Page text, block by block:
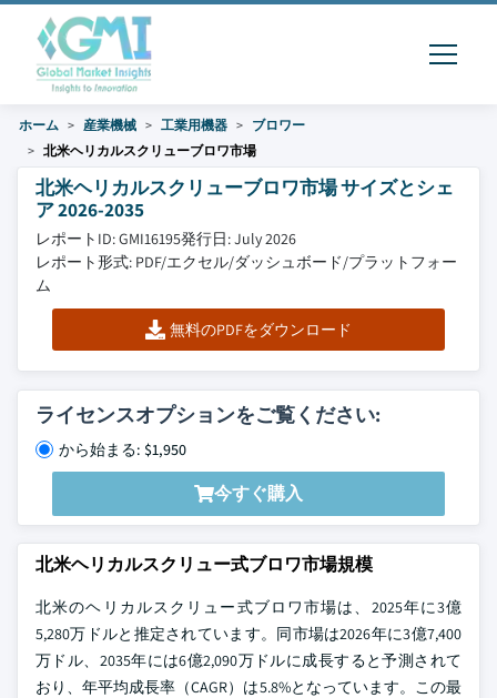
ホーム 産業機械 工業用機器
ブロワー
北米ヘリカルスクリューブロワ市場
北米ヘリカルスクリューブロワ市場 サイズとシェ
ア 2026-2035
レポートID: GMI16195発行日: July 2026
レポート形式: PDF/エクセル/ダッシュボード/プラットフォー
ム
無料のPDFをダウンロード
ライセンスオプションをご覧ください:
から始まる: $1,950
今すぐ購入
北米ヘリカルスクリュー式ブロワ市場規模
北米のヘリカルスクリュー式ブロワ市場は、2025年に3億
5,280万ドルと推定されています。同市場は2026年に3億7,400
万ドル、2035年には6億2,090万ドルに成長すると予測されて
おり、年平均成長率（CAGR）は5.8%となっています。この最